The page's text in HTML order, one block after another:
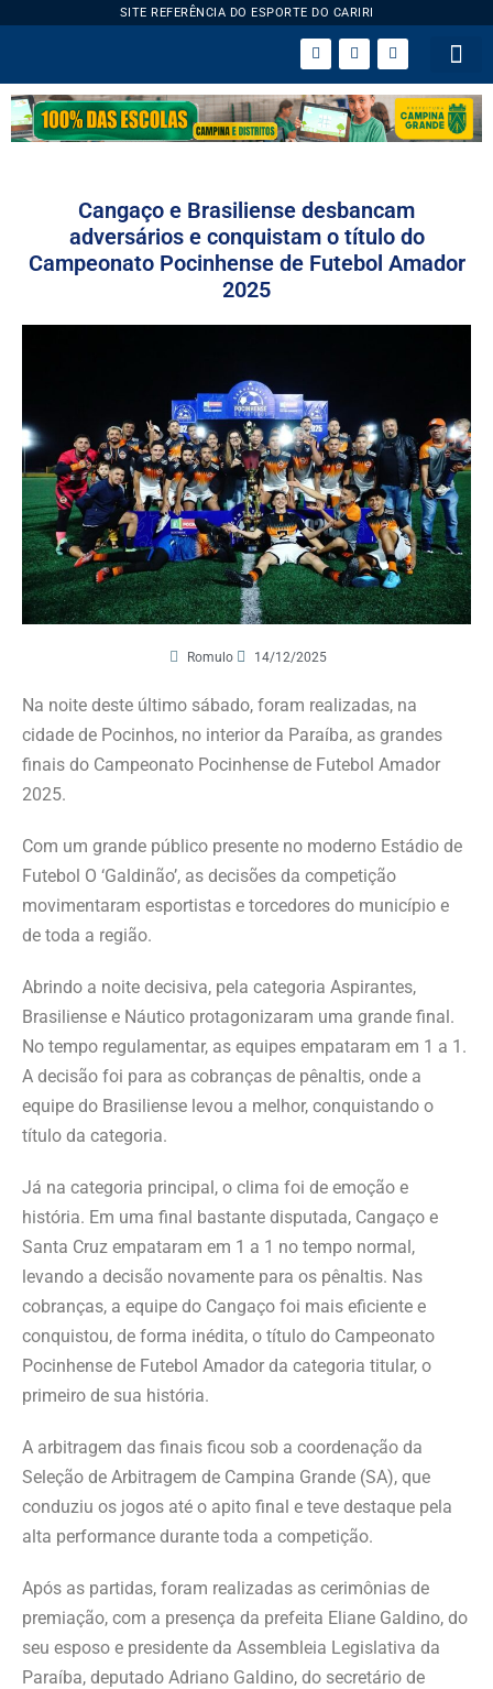
SITE REFERÊNCIA DO ESPORTE DO CARIRI
Cangaço e Brasiliense desbancam
adversários e conquistam o título do
Campeonato Pocinhense de Futebol Amador
2025
Romulo 14/12/2025
Na noite deste último sábado, foram realizadas, na
cidade de Pocinhos, no interior da Paraíba, as grandes
finais do Campeonato Pocinhense de Futebol Amador
2025.
Com um grande público presente no moderno Estádio de
Futebol O ‘Galdinão’, as decisões da competição
movimentaram esportistas e torcedores do município e
de toda a região.
Abrindo a noite decisiva, pela categoria Aspirantes,
Brasiliense e Náutico protagonizaram uma grande final.
No tempo regulamentar, as equipes empataram em 1 a 1.
A decisão foi para as cobranças de pênaltis, onde a
equipe do Brasiliense levou a melhor, conquistando o
título da categoria.
Já na categoria principal, o clima foi de emoção e
história. Em uma final bastante disputada, Cangaço e
Santa Cruz empataram em 1 a 1 no tempo normal,
levando a decisão novamente para os pênaltis. Nas
cobranças, a equipe do Cangaço foi mais eficiente e
conquistou, de forma inédita, o título do Campeonato
Pocinhense de Futebol Amador da categoria titular, o
primeiro de sua história.
A arbitragem das finais ficou sob a coordenação da
Seleção de Arbitragem de Campina Grande (SA), que
conduziu os jogos até o apito final e teve destaque pela
alta performance durante toda a competição.
Após as partidas, foram realizadas as cerimônias de
premiação, com a presença da prefeita Eliane Galdino, do
seu esposo e presidente da Assembleia Legislativa da
Paraíba, deputado Adriano Galdino, do secretário de